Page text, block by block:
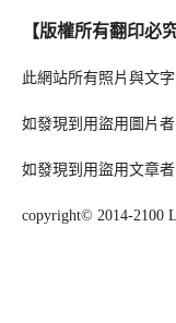
【版權所有翻印必究
此網站所有照片與文
如發現到用盜用圖片
如發現到用盜用文章
copyright© 2014-2100